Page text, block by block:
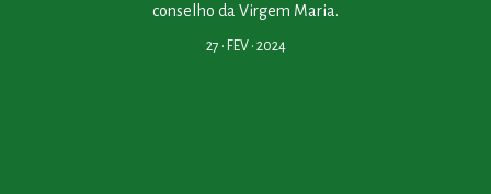
conselho da Virgem Maria.
27 • FEV • 2024